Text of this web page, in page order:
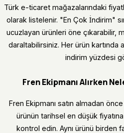
Türk e-ticaret mağazalarındaki
olarak listelenir. "En Çok İndirim"
ucuzlayan ürünleri öne çıkarabilir,
daraltabilirsiniz. Her ürün kartında
indirim yüzdesi
Fren Ekipmanı Alırken
Fren Ekipmanı satın almadan
ürünün tarihsel en düşük
kontrol edin. Aynı ürünü birden